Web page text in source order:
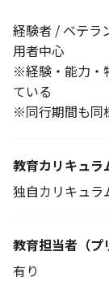
経験者 / ベテラ
用者中心
※経験・能力・
ている
※同行期間も同
教育カリキュラ
独自カリキュラ
教育担当者 （
有り